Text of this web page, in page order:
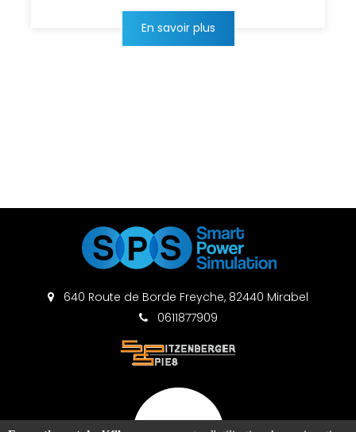
En savoir plus
640 Route de Borde Freyche, 82440 Mirabel
0611877909